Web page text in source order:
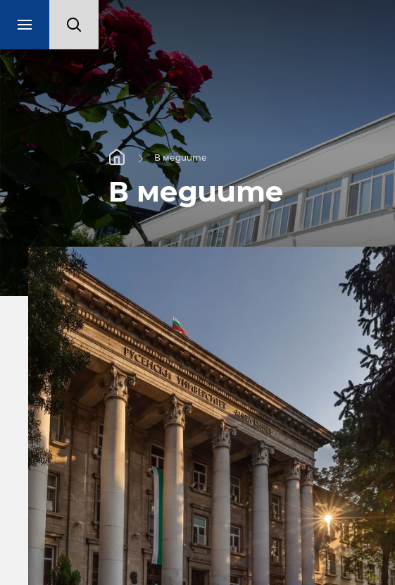
В медиите
В медиите